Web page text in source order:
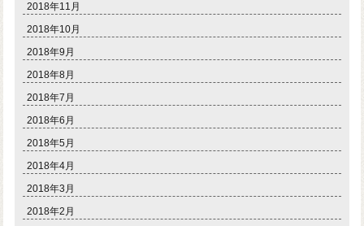
2018年11月
2018年10月
2018年9月
2018年8月
2018年7月
2018年6月
2018年5月
2018年4月
2018年3月
2018年2月